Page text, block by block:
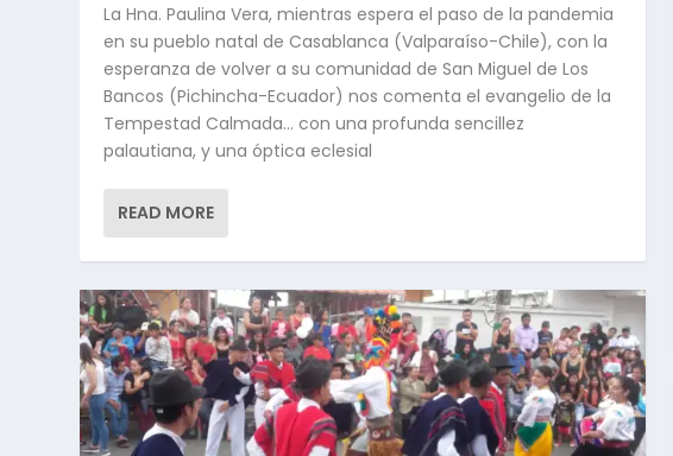
La Hna. Paulina Vera, mientras espera el paso de la pandemia
en su pueblo natal de Casablanca (Valparaíso-Chile), con la
esperanza de volver a su comunidad de San Miguel de Los
Bancos (Pichincha-Ecuador) nos comenta el evangelio de la
Tempestad Calmada… con una profunda sencillez
palautiana, y una óptica eclesial
READ MORE